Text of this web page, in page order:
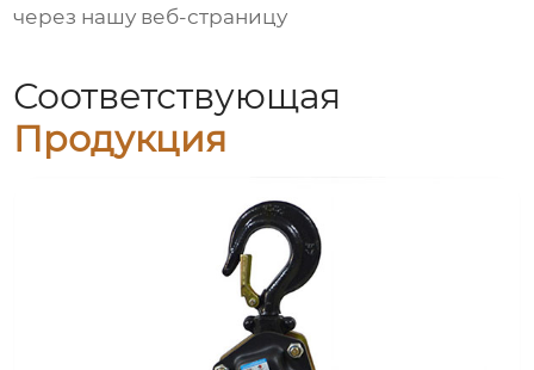
через нашу веб-страницу
Соответствующая
Продукция